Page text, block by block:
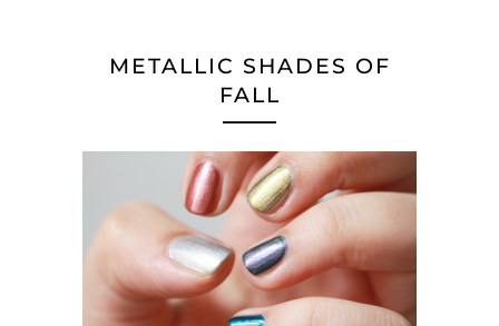
METALLIC SHADES OF
FALL